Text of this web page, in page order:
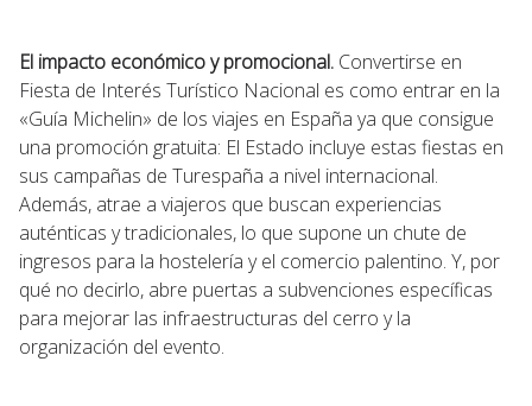
El impacto económico y promocional. Convertirse en
Fiesta de Interés Turístico Nacional es como entrar en la
«Guía Michelin» de los viajes en España ya que consigue
una promoción gratuita: El Estado incluye estas fiestas en
sus campañas de Turespaña a nivel internacional.
Además, atrae a viajeros que buscan experiencias
auténticas y tradicionales, lo que supone un chute de
ingresos para la hostelería y el comercio palentino. Y, por
qué no decirlo, abre puertas a subvenciones específicas
para mejorar las infraestructuras del cerro y la
organización del evento.